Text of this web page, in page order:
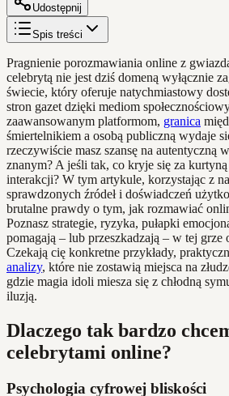
Udostępnij
Spis treści
Pragnienie porozmawiania online z
celebrytą nie jest dziś domeną wyłącznie
świecie, który oferuje natychmiastowy
stron gazet dzięki mediom
zaawansowanym platformom, granica
śmiertelnikiem a osobą publiczną wydaje
rzeczywiście masz szansę na autentyczną
znanym? A jeśli tak, co kryje się za
interakcji? W tym artykule, korzystając z
sprawdzonych źródeł i doświadczeń
brutalne prawdy o tym, jak rozmawiać
Poznasz strategie, ryzyka, pułapki
pomagają – lub przeszkadzają – w tej grze
Czekają cię konkretne przykłady,
analizy, które nie zostawią miejsca na
gdzie magia idoli miesza się z chłodną
iluzją.
Dlaczego tak bardzo
celebrytami online?
Psychologia cyfrowej bliskości